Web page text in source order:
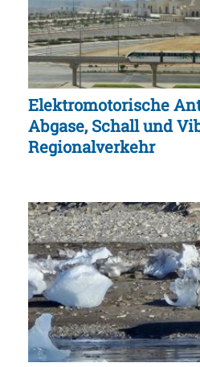
Elektromotorische
Abgase, Schall und
Regionalverkehr